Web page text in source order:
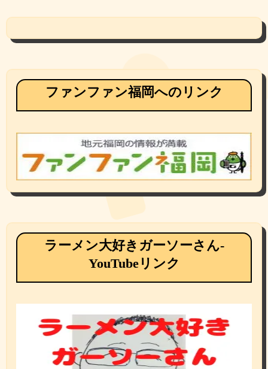
ファンファン福岡へのリンク
ラーメン大好きガーソーさん-
YouTubeリンク